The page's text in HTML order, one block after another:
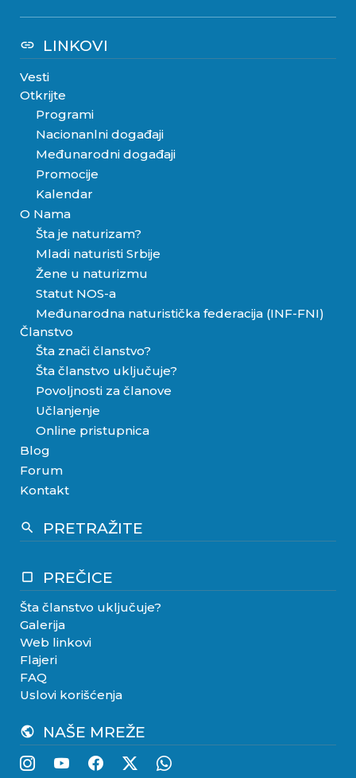
link LINKOVI
Vesti
Otkrijte
Programi
Nacionanlni događaji
Međunarodni događaji
Promocije
Kalendar
O Nama
Šta je naturizam?
Mladi naturisti Srbije
Žene u naturizmu
Statut NOS-a
Međunarodna naturistička federacija (INF-FNI)
Članstvo
Šta znači članstvo?
Šta članstvo uključuje?
Povoljnosti za članove
Učlanjenje
Online pristupnica
Blog
Forum
Kontakt
search PRETRAŽITE
crop_square PREČICE
Šta članstvo uključuje?
Galerija
Web linkovi
Flajeri
FAQ
Uslovi korišćenja
public NAŠE MREŽE